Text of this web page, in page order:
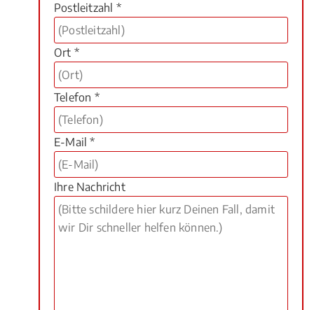
Postleitzahl *
Ort *
Telefon *
E-Mail *
Ihre Nachricht